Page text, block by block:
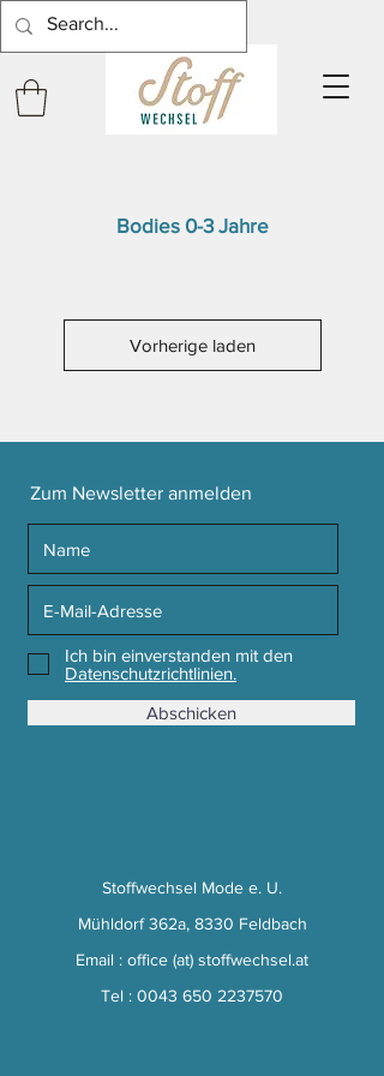
Bodies 0-3 Jahre
Vorherige laden
Zum Newsletter anmelden
Ich bin einverstanden mit den
Datenschutzrichtlinien.
Abschicken
Stoffwechsel Mode e. U.
Mühldorf 362a, 8330 Feldbach
Email : office (at) stoffwechsel.at
Tel : 0043 650 2237570